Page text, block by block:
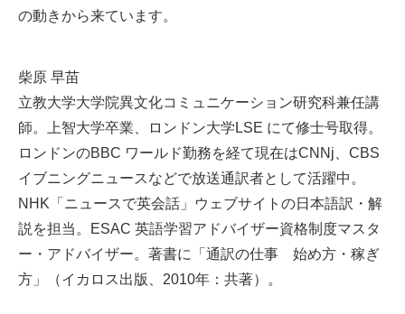
の動きから来ています。
柴原 早苗
立教大学大学院異文化コミュニケーション研究科兼任講
師。上智大学卒業、ロンドン大学LSE にて修士号取得。
ロンドンのBBC ワールド勤務を経て現在はCNNj、CBS
イブニングニュースなどで放送通訳者として活躍中。
NHK「ニュースで英会話」ウェブサイトの日本語訳・解
説を担当。ESAC 英語学習アドバイザー資格制度マスタ
ー・アドバイザー。著書に「通訳の仕事 始め方・稼ぎ
方」（イカロス出版、2010年：共著）。